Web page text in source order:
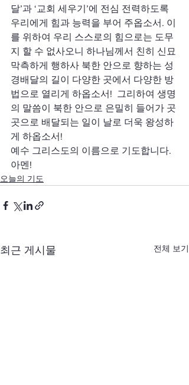
달’과 ‘교회 세우기’에 전심 전력하도록
우리에게 힘과 능력을 부어 주옵소서. 이
를 위하여 우리 스스로의 힘으로는 도무
지 할 수 없사오니 하나님께서 친히 신묘
막측하게 행하사 북한 안으로 향하는 성
경배달의 길이 다양한 곳에서 다양한 방
법으로 열리게 하옵소서!  그리하여 생명
의 말씀이 북한 안으로 은밀히 들어가 곳
곳으로 배달되는 일이 날로 더욱 왕성하
게 하옵소서!
예수 그리스도의 이름으로 기도합니다.
아멘!
오늘의 기도
최근 게시물 전체 보기